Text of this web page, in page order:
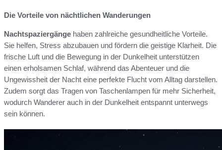
Die Vorteile von nächtlichen Wanderungen
Nachtspaziergänge haben zahlreiche gesundheitliche Vorteile.
Sie helfen, Stress abzubauen und fördern die geistige Klarheit. Die
frische Luft und die Bewegung in der Dunkelheit unterstützen
einen erholsamen Schlaf, während das Abenteuer und die
Ungewissheit der Nacht eine perfekte Flucht vom Alltag darstellen.
Zudem sorgt das Tragen von Taschenlampen für mehr Sicherheit,
wodurch Wanderer auch in der Dunkelheit entspannt unterwegs
sein können.